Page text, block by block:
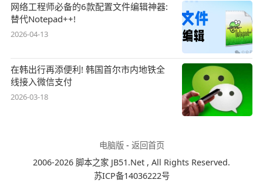
网络工程师必备的6款配置文件编辑神器:
替代Notepad++!
2026-04-13
在韩出行再添便利! 韩国首尔市内地铁全
线接入微信支付
2026-03-18
电脑版- 返回首页
2006-2026 脚本之家 JB51.Net , All Rights Reserved.
苏ICP备14036222号